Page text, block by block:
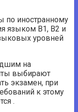
по иностранному
языком В1, В2 и
уровней
на
выбирают
экзамен, при
к этому
.